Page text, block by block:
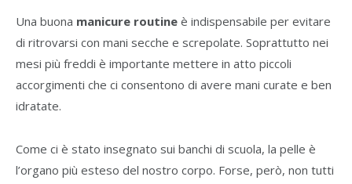
Una buona manicure routine è indispensabile per evitare
di ritrovarsi con mani secche e screpolate. Soprattutto nei
mesi più freddi è importante mettere in atto piccoli
accorgimenti che ci consentono di avere mani curate e ben
idratate.
Come ci è stato insegnato sui banchi di scuola, la pelle è
l’organo più esteso del nostro corpo. Forse, però, non tutti